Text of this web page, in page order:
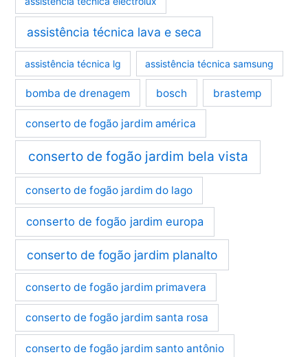
assistência técnica lava e seca
assistência técnica lg assistência técnica samsung
bomba de drenagem bosch brastemp
conserto de fogão jardim américa
conserto de fogão jardim bela vista
conserto de fogão jardim do lago
conserto de fogão jardim europa
conserto de fogão jardim planalto
conserto de fogão jardim primavera
conserto de fogão jardim santa rosa
conserto de fogão jardim santo antônio